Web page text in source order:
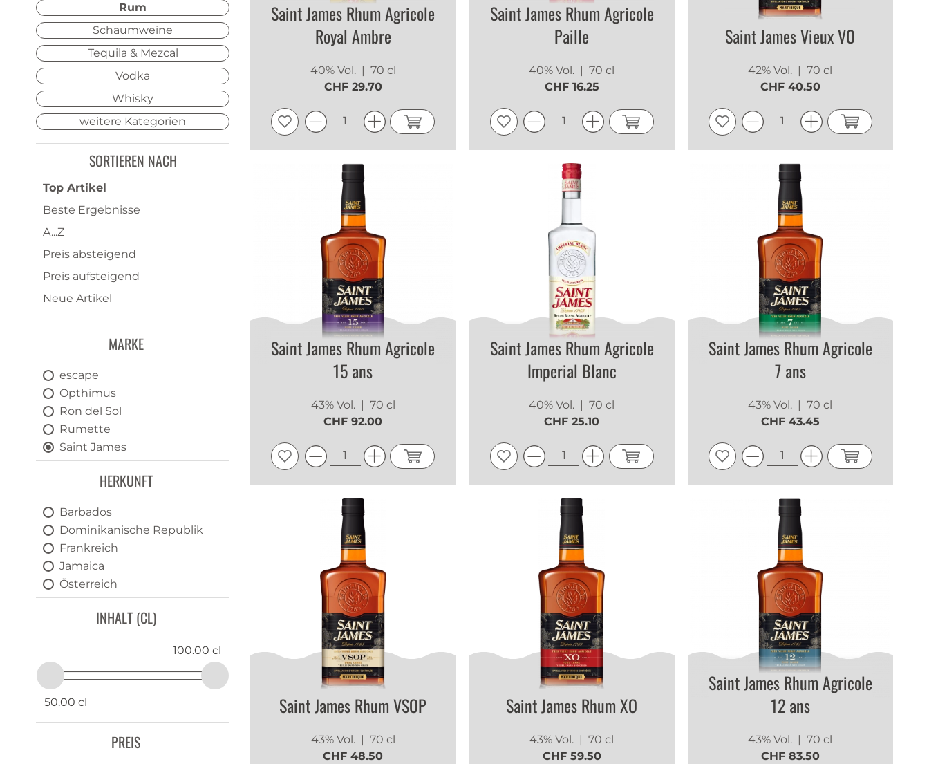
Rum
Schaumweine
Tequila & Mezcal
Vodka
Whisky
weitere Kategorien
SORTIEREN NACH
Top Artikel
Beste Ergebnisse
A...Z
Preis absteigend
Preis aufsteigend
Neue Artikel
MARKE
escape
Opthimus
Ron del Sol
Rumette
Saint James
Stroh
HERKUNFT
Barbados
Dominikanische Republik
Frankreich
Jamaica
Österreich
Panama
Trinidad Tobago
INHALT (CL)
50.00 cl
100.00 cl
PREIS
Saint James Rhum Agricole
Royal Ambre
40% Vol.
| 70 cl
CHF 29.70
Saint James Rhum Agricole
Paille
40% Vol.
| 70 cl
CHF 16.25
Saint James Vieux VO
42% Vol.
| 70 cl
CHF 40.50
Saint James Rhum Agricole
15 ans
43% Vol.
| 70 cl
CHF 92.00
Saint James Rhum Agricole
Imperial Blanc
40% Vol.
| 70 cl
CHF 25.10
Saint James Rhum Agricole
7 ans
43% Vol.
| 70 cl
CHF 43.45
Saint James Rhum VSOP
43% Vol.
| 70 cl
CHF 48.50
Saint James Rhum XO
43% Vol.
| 70 cl
CHF 59.50
Saint James Rhum Agricole
12 ans
43% Vol.
| 70 cl
CHF 83.50